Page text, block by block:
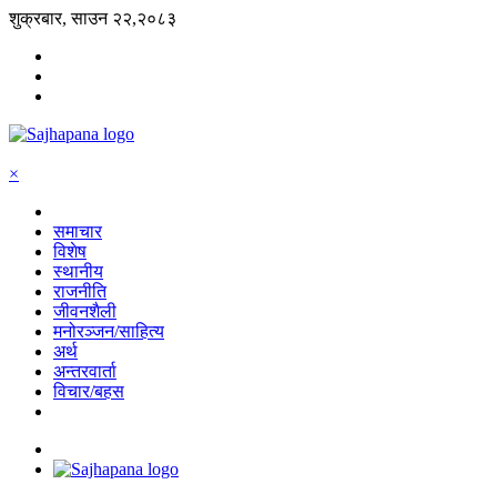
शुक्रबार, साउन २२,२०८३
×
समाचार
विशेष
स्थानीय
राजनीति
जीवनशैली
मनोरञ्जन/साहित्य
अर्थ
अन्तरवार्ता
विचार/बहस